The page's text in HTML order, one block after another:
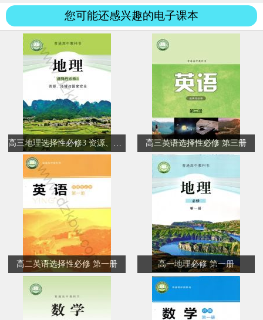
您可能还感兴趣的电子课本
高三英语选择性必修 第三册
高二英语选择性必修 第一册 高一地理必修 第一册